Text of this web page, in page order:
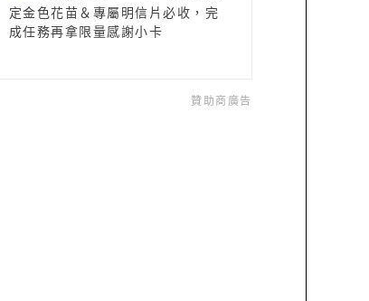
定金色花苗＆專屬明信片必收，完
成任務再拿限量感謝小卡
贊助商廣告